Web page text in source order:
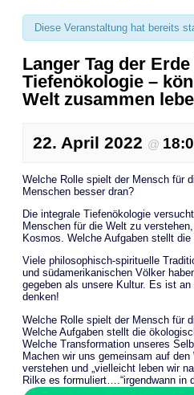
Diese Veranstaltung hat bereits
Langer Tag der
Tiefenökologie –
Welt zusammen
22. April 2022 @
Welche Rolle spielt der Mensch für
Menschen besser dran?
Die integrale Tiefenökologie
Menschen für die Welt zu
Kosmos. Welche Aufgaben stellt
Viele philosophisch-spirituelle
und südamerikanischen Völker
gegeben als unsere Kultur. Es ist
denken!
Welche Rolle spielt der Mensch für
Welche Aufgaben stellt die
Welche Transformation unseres
Machen wir uns gemeinsam auf
verstehen und „vielleicht leben wir
Rilke es formuliert….“irgendwann in